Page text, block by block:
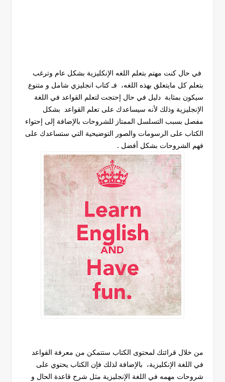
في حال كنت مهتم بتعلم اللغه الإنكليزية بشكل عام وترغب
بتعلم كل مايتعلق بهذه اللغه، فـ كتاب انجليزي شامل و متنوع
سيكون بمثابة دليل في حال إحتجت لتعلم القواعد في اللغة
الإنجليزية وذلك لأنه سيساعدك على تعلم القواعد بشكل
مفصل بسبب التسلسل الممتاز للشروحات بالإضافة إلى إحتواء
الكتاب على الرسومات والصور التوضيحية التي ستساعدك على
فهم الشروحات بشكل أفضل .
من خلال قرائتك لمحتوى الكتاب ستتمكن من معرفة القواعد
في اللغة الإنكليزية، بالإضافة لذلك فإن الكتاب يحتوي على
شروحات مهمه في اللغة الإنجليزية مثل شرح قاعدة الحال و